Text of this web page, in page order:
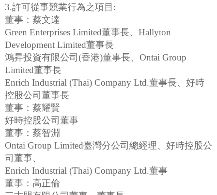
3.許可從事競業行為之項目:
董事：蔡文達
Green Enterprises Limited董事長、Hallyton
Development Limited董事長
鴻昇投資有限公司(香港)董事長、Ontai Group
Limited董事長
Enrich Industrial (Thai) Company Ltd.董事長、好時
控股公司董事長
董事：蔡耀賢
好時控股公司董事
董事：蔡智淵
Ontai Group Limited臺灣分公司總經理、好時控股公
司董事、
Enrich Industrial (Thai) Company Ltd.董事
董事：高正倫